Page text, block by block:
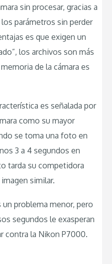
sin procesar, gracias a
parámetros sin perder
es que exigen un
los archivos son más
de la cámara es
es señalada por
como su mayor
se toma una foto en
3 a 4 segundos en
tarda su competidora
imagen similar.
un problema menor, pero
segundos le exasperan
contra la Nikon P7000.